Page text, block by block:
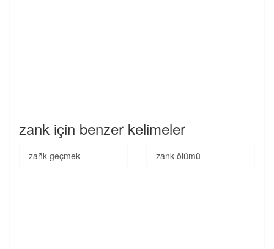
zank için benzer kelimeler
zañk geçmek zank ölümü